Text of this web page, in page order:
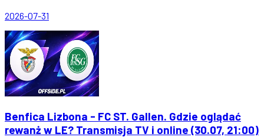
2026-07-31
Benfica Lizbona - FC ST. Gallen. Gdzie oglądać
rewanż w LE? Transmisja TV i online (30.07, 21:00)